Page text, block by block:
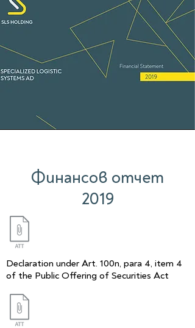
Финансов отчет
2019
Declaration under Art. 100n, para 4, item 4
of the Public Offering of Securities Act